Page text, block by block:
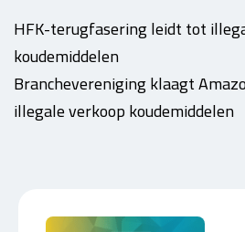
HFK-terugfasering leidt tot
koudemiddelen
Branchevereniging klaagt
illegale verkoop koudemiddelen